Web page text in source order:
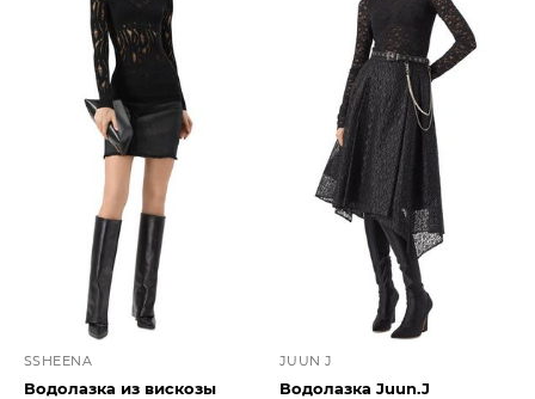
SSHEENA
Водолазка из вискозы
JUUN J
Водолазка Juun.J